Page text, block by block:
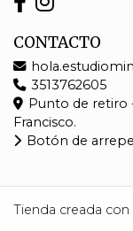
CONTACTO
3513762605
Punto de retiro
Francisco.
Botón de
Tienda creada con